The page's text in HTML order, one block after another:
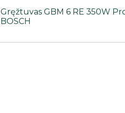
Gręžtuvas GBM 6 RE 350W
BOSCH